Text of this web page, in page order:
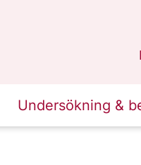
Undersökning &